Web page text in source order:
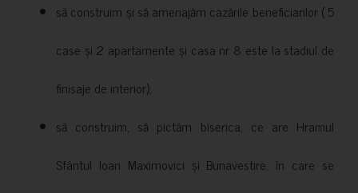
să construim și să amenajăm cazările beneficiarilor ( 5
case și 2 apartamente și casa nr 8 este la stadiul de
finisaje de interior);
să construim, să pictăm biserica, ce are Hramul
Sfântul Ioan Maximovici și Bunavestire, în care se